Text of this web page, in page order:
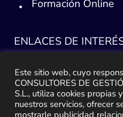
Formación Online
ENLACES DE
Consultoría ERP
Implantación ERP
Este sitio web, cuyo
CONSULTORES DE
S.L., utiliza cookies propias
nuestros servicios, ofrecer
mostrarle publicidad